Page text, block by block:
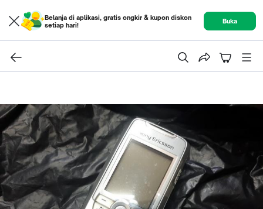
Belanja di aplikasi, gratis ongkir & kupon diskon
setiap hari!
Buka